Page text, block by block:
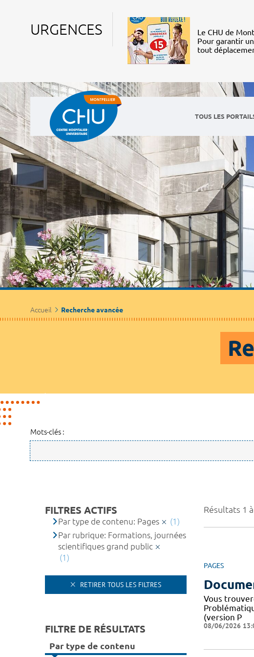
URGENCES
Le CHU de
Pour garantir
tout
TOUS LES
Accueil Recherche avancée
Mots-clés :
Résultats 1
PAGES
Vous
(version P
08/06/2026
FILTRES ACTIFS
Par type de contenu: Pages
(1)
Par rubrique: Formations, journées
scientifiques grand public
(1)
RETIRER TOUS LES FILTRES
FILTRE DE RÉSULTATS
Par type de contenu